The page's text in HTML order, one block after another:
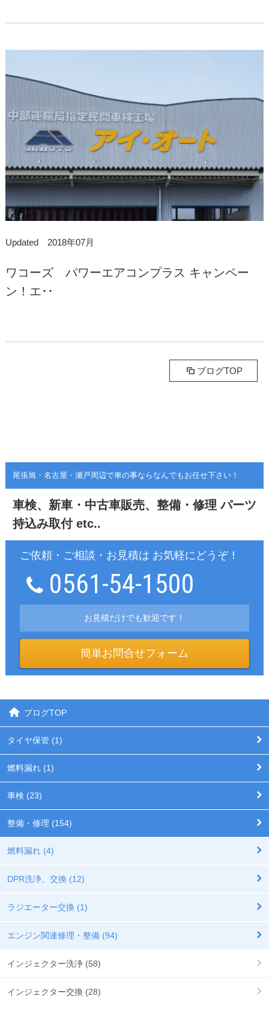
Updated 2018年07月
ワコーズ パワーエアコンプラス キャンペー
ン！エ･･
ブログTOP
尾張旭・名古屋・瀬戸周辺で車の事ならなんでもお任せ下さい！
車検、新車・中古車販売、整備・修理 パーツ
持込み取付 etc..
ご依頼・ご相談・お見積は お気軽にどうぞ！
0561-54-1500
お見積だけでも歓迎です！
簡単お問合せフォーム
ブログTOP
タイヤ保管 (1)
燃料漏れ (1)
車検 (23)
整備・修理 (154)
燃料漏れ (4)
DPR洗浄、交換 (12)
ラジエーター交換 (1)
エンジン関連修理・整備 (94)
インジェクター洗浄 (58)
インジェクター交換 (28)